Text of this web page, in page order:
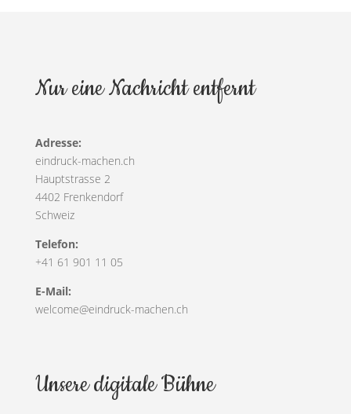
Nur eine Nachricht entfernt
Adresse:
eindruck-machen.ch
Hauptstrasse 2
4402 Frenkendorf
Schweiz
Telefon:
+41 61 901 11 05
E-Mail:
welcome@eindruck-machen.ch
Unsere digitale Bühne